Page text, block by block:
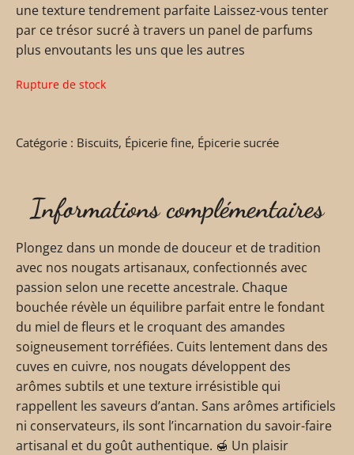
une texture tendrement parfaite Laissez-vous tenter
par ce trésor sucré à travers un panel de parfums
plus envoutants les uns que les autres
Rupture de stock
Catégorie : Biscuits, Épicerie fine, Épicerie sucrée
Informations complémentaires
Plongez dans un monde de douceur et de tradition
avec nos nougats artisanaux, confectionnés avec
passion selon une recette ancestrale. Chaque
bouchée révèle un équilibre parfait entre le fondant
du miel de fleurs et le croquant des amandes
soigneusement torréfiées. Cuits lentement dans des
cuves en cuivre, nos nougats développent des
arômes subtils et une texture irrésistible qui
rappellent les saveurs d’antan. Sans arômes artificiels
ni conservateurs, ils sont l’incarnation du savoir-faire
artisanal et du goût authentique. 🍯 Un plaisir